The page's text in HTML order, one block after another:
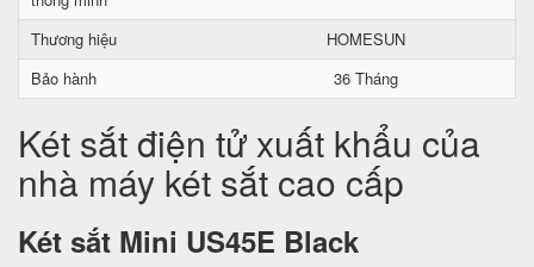
Thương hiệu
HOMESUN
Bảo hành
36 Tháng
Két sắt điện tử xuất khẩu của
nhà máy két sắt cao cấp
Két sắt Mini US45E Black